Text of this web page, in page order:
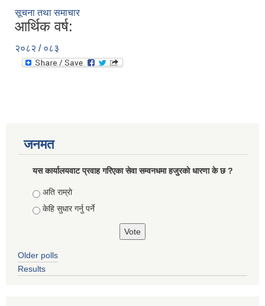
सूचना तथा समाचार
आर्थिक वर्ष:
२०८२ / ०८३
जनमत
यस कार्यालयवाट प्रवाह गरिएका सेवा सम्वनधमा हजुरकाे धारणा के छ ?
Choices
अति राम्राे
केहि सुधार गर्नु पर्ने
Older polls
Results